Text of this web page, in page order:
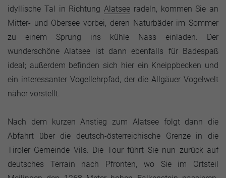
idyllische Tal in Richtung Alatsee radeln, kommen Sie an
Mitter- und Obersee vorbei, deren Naturbäder im Sommer
zu einem Sprung ins kühle Nass einladen. Der
wunderschöne Alatsee ist dann ebenfalls für Badespaß
ideal; außerdem befinden sich hier ein Kneippbecken und
ein interessanter Vogellehrpfad, der die Allgäuer Vogelwelt
näher vorstellt.
Nach dem kurzen Anstieg zum Alatsee folgt dann die
Abfahrt über die deutsch-österreichische Grenze in die
Tiroler Gemeinde Vils. Die Tour führt Sie nun zurück auf
deutsches Terrain nach Pfronten, wo Sie im Ortsteil